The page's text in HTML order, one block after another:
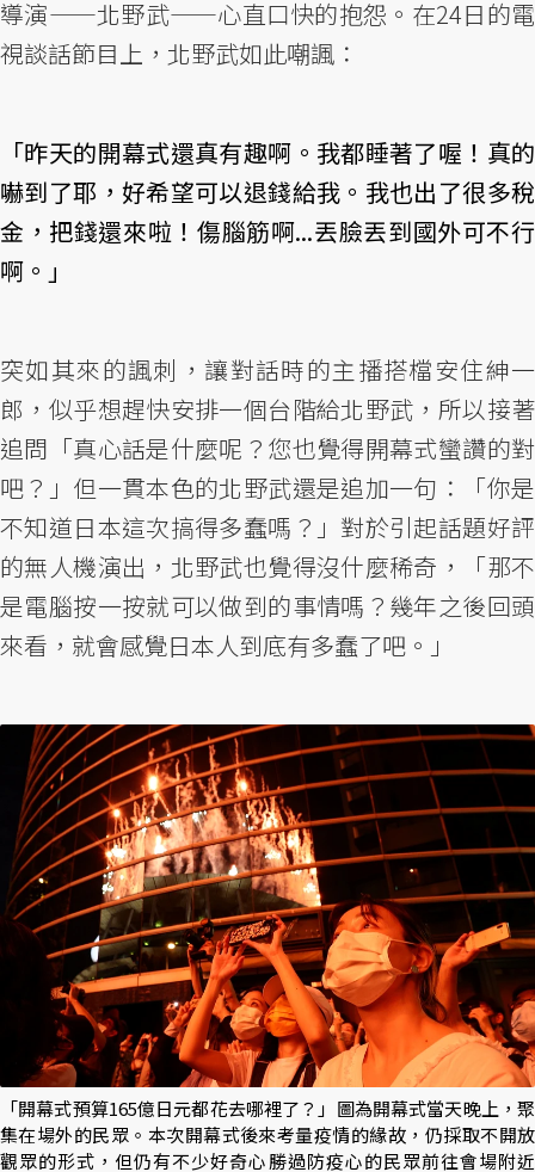
導演——北野武——心直口快的抱怨。在24日的電
視談話節目上，北野武如此嘲諷：
「昨天的開幕式還真有趣啊。我都睡著了喔！真的
嚇到了耶，好希望可以退錢給我。我也出了很多稅
金，把錢還來啦！傷腦筋啊...丟臉丟到國外可不行
啊。」
突如其來的諷刺，讓對話時的主播搭檔安住紳一
郎，似乎想趕快安排一個台階給北野武，所以接著
追問「真心話是什麼呢？您也覺得開幕式蠻讚的對
吧？」但一貫本色的北野武還是追加一句：「你是
不知道日本這次搞得多蠢嗎？」對於引起話題好評
的無人機演出，北野武也覺得沒什麼稀奇，「那不
是電腦按一按就可以做到的事情嗎？幾年之後回頭
來看，就會感覺日本人到底有多蠢了吧。」
「開幕式預算165億日元都花去哪裡了？」圖為開幕式當天晚上，聚
集在場外的民眾。本次開幕式後來考量疫情的緣故，仍採取不開放
觀眾的形式，但仍有不少好奇心勝過防疫心的民眾前往會場附近